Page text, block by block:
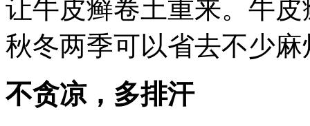
让牛皮癣卷土重来。牛
秋冬两季可以省去不少麻
不贪凉，多排汗